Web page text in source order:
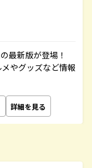
最新版が登場！
やグッズなど情報
詳細を見る